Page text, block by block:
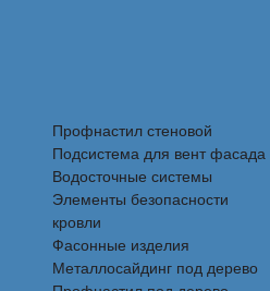
Профнастил стеновой
Подсистема для вент фасада
Водосточные системы
Элементы безопасности
кровли
Фасонные изделия
Металлосайдинг под дерево